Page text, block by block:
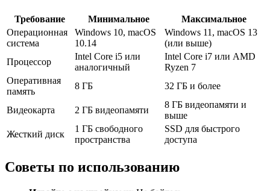
Требование Минимальное
Максимальное
Операционная
система
Windows 10, macOS
10.14
Windows 11, macOS 13
(или выше)
Процессор
Intel Core i5 или
аналогичный
Intel Core i7 или AMD
Ryzen 7
Оперативная
память
8 ГБ 32 ГБ и более
Видеокарта 2 ГБ видеопамяти
8 ГБ видеопамяти и
выше
Жесткий диск
1 ГБ свободного
пространства
SSD для быстрого
доступа
Советы по использованию